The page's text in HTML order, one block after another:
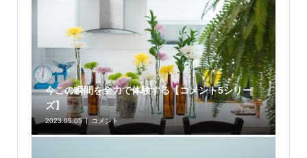
今この瞬間を全力で体験する【コメント5シリー
ズ】
2023.05.05 コメント